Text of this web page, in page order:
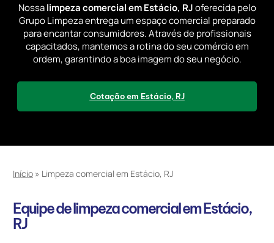
Nossalimpeza comercial em Estácio, RJoferecida pelo
Grupo Limpeza entrega um espaço comercial preparado
para encantar consumidores. Através de profissionais
capacitados, mantemos a rotina do seu comércio em
ordem, garantindo a boa imagem do seu negócio.
Cotação em Estácio, RJ
Início » Limpeza comercial em Estácio, RJ
Equipe de limpeza comercial em Estácio,
RJ